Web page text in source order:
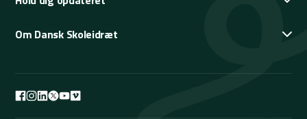
Om Dansk Skoleidræt